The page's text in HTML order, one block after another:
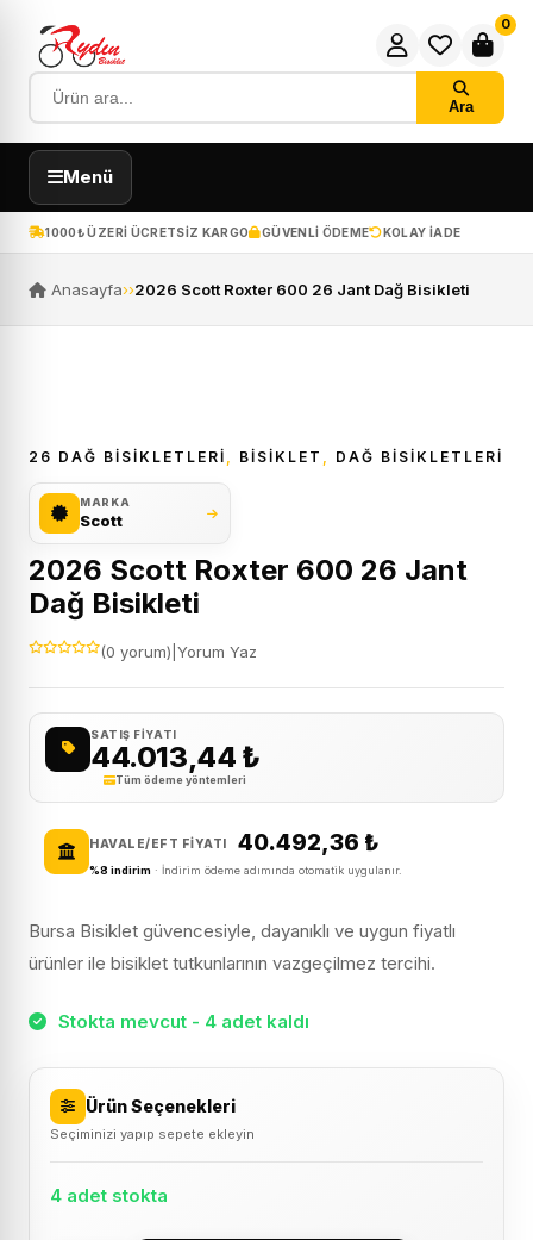
Ara
0
Menü
1000₺ ÜZERI ÜCRETSIZ KARGO GÜVENLI ÖDEME KOLAY IADE
Anasayfa››2026 Scott Roxter 600 26 Jant Dağ Bisikleti
2026 ÖZEL ÜRÜN
26 DAĞ BISIKLETLERI BİSİKLET DAĞ BISIKLETLERI
MARKA
Scott
2026 Scott Roxter 600 26 Jant
Dağ Bisikleti
(0 yorum) Yorum Yaz
SATIŞ FIYATI
44.013,44 ₺
Tüm ödeme yöntemleri
HAVALE/EFT FIYATI 40.492,36 ₺
%8 indirim · İndirim ödeme adımında otomatik uygulanır.
Bursa Bisiklet güvencesiyle, dayanıklı ve uygun fiyatlı
ürünler ile bisiklet tutkunlarının vazgeçilmez tercihi.
Stokta mevcut - 4 adet kaldı
Ürün Seçenekleri
Seçiminizi yapıp sepete ekleyin
4 adet stokta